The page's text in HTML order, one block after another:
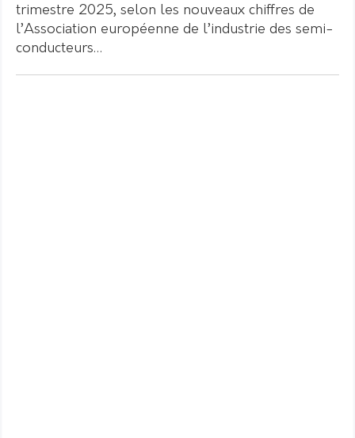
trimestre 2025, selon les nouveaux chiffres de
l’Association européenne de l’industrie des semi-
conducteurs…